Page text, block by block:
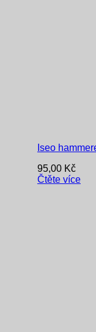
Iseo
95,00 Kč
Čtěte více